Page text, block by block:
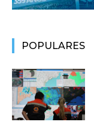
POPULARES